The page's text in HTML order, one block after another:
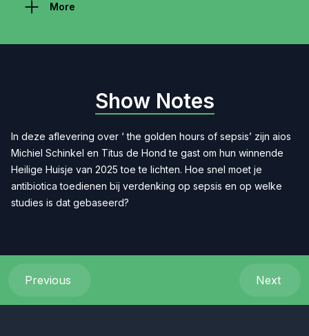
More
Show Notes
In deze aflevering over ‘ the golden hours of sepsis’ zijn aios
Michiel Schinkel en Titus de Hond te gast om hun winnende
Heilige Huisje van 2025 toe te lichten. Hoe snel moet je
antibiotica toedienen bij verdenking op sepsis en op welke
studies is dat gebaseerd?
Previous Next